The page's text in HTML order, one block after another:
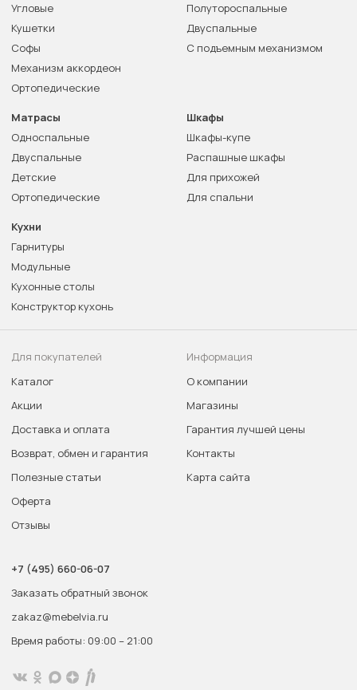
Угловые
Кушетки
Софы
Механизм аккордеон
Ортопедические
Полутороспальные
Двуспальные
С подъемным механизмом
Матрасы
Односпальные
Двуспальные
Детские
Ортопедические
Шкафы
Шкафы-купе
Распашные шкафы
Для прихожей
Для спальни
Кухни
Гарнитуры
Модульные
Кухонные столы
Конструктор кухонь
Для покупателей
Каталог
Акции
Доставка и оплата
Возврат, обмен и гарантия
Полезные статьи
Оферта
Отзывы
Информация
О компании
Магазины
Гарантия лучшей цены
Контакты
Карта сайта
+7 (495) 660-06-07
Заказать обратный звонок
zakaz@mebelvia.ru
Время работы: 09:00 – 21:00